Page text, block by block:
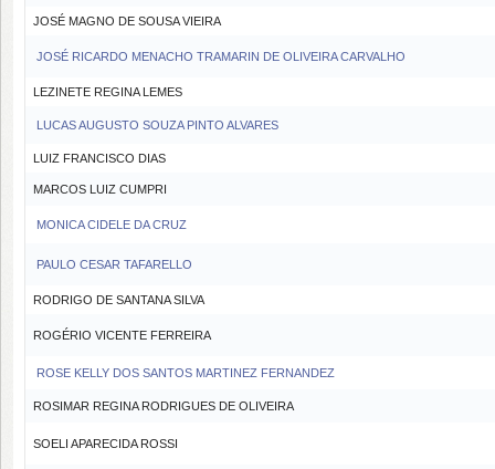
JOSÉ MAGNO DE SOUSA VIEIRA
JOSÉ RICARDO MENACHO TRAMARIN DE OLIVEIRA CARVALHO
LEZINETE REGINA LEMES
LUCAS AUGUSTO SOUZA PINTO ALVARES
LUIZ FRANCISCO DIAS
MARCOS LUIZ CUMPRI
MONICA CIDELE DA CRUZ
PAULO CESAR TAFARELLO
RODRIGO DE SANTANA SILVA
ROGÉRIO VICENTE FERREIRA
ROSE KELLY DOS SANTOS MARTINEZ FERNANDEZ
ROSIMAR REGINA RODRIGUES DE OLIVEIRA
SOELI APARECIDA ROSSI